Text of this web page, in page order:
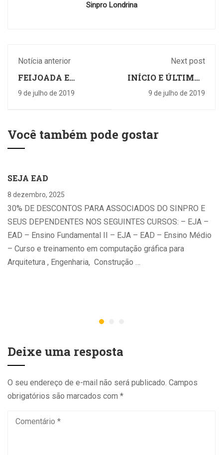
Sinpro Londrina
Notícia anterior
FEIJOADA E
MOMENTOS
RELAXANTES
9 de julho de 2019
Next post
INÍCIO E ÚLTIMAS
INSCRIÇÕES PARA
OFICINAS DE
9 de julho de 2019
Você também pode gostar
SEJA EAD
8 dezembro, 2025
30% DE DESCONTOS PARA ASSOCIADOS DO SINPRO E
SEUS DEPENDENTES NOS SEGUINTES CURSOS: – EJA –
EAD – Ensino Fundamental II – EJA – EAD – Ensino Médio
– Curso e treinamento em computação gráfica para
Arquitetura , Engenharia, Construção …
Deixe uma resposta
O seu endereço de e-mail não será publicado. Campos
obrigatórios são marcados com *